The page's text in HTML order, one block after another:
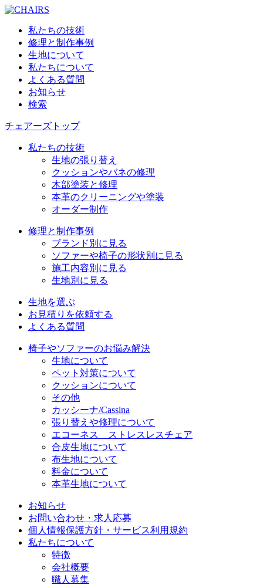
私たちの技術
修理と制作事例
生地について
私たちについて
よくある質問
お知らせ
検索
チェアーズトップ
私たちの技術
生地の張り替え
クッションやバネの修理
木部塗装と修理
本革のクリーニングや塗装
オーダー制作
修理と制作事例
ブランド別に見る
ソファーや椅子の形状別に見る
施工内容別に見る
生地別に見る
生地を選ぶ
お見積りを依頼する
よくある質問
椅子やソファーのお悩み解決
生地について
ペット対策について
クッションについて
その他
カッシーナ/Cassina
張り替えや修理について
エコーネス ストレスレスチェア
合皮生地について
布生地について
料金について
本革生地について
お知らせ
お問い合わせ・求人応募
個人情報保護方針・サービス利用規約
私たちについて
特徴
会社概要
職人募集